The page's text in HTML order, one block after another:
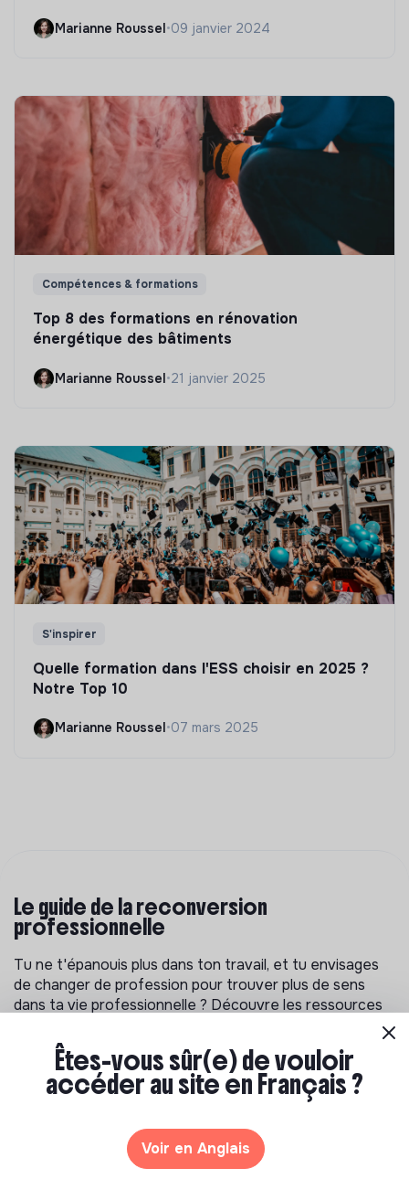
Marianne Roussel•09 janvier 2024
Compétences & formations
Top 8 des formations en rénovation
énergétique des bâtiments
Marianne Roussel•21 janvier 2025
S'inspirer
Quelle formation dans l'ESS choisir en 2025 ?
Notre Top 10
Marianne Roussel•07 mars 2025
Le guide de la reconversion
professionnelle
Tu ne t'épanouis plus dans ton travail, et tu envisages
de changer de profession pour trouver plus de sens
dans ta vie professionnelle ? Découvre les ressources
trouver ta voie.
Êtes-vous sûr(e) de vouloir
accéder au site en Français ?
Voir en Anglais